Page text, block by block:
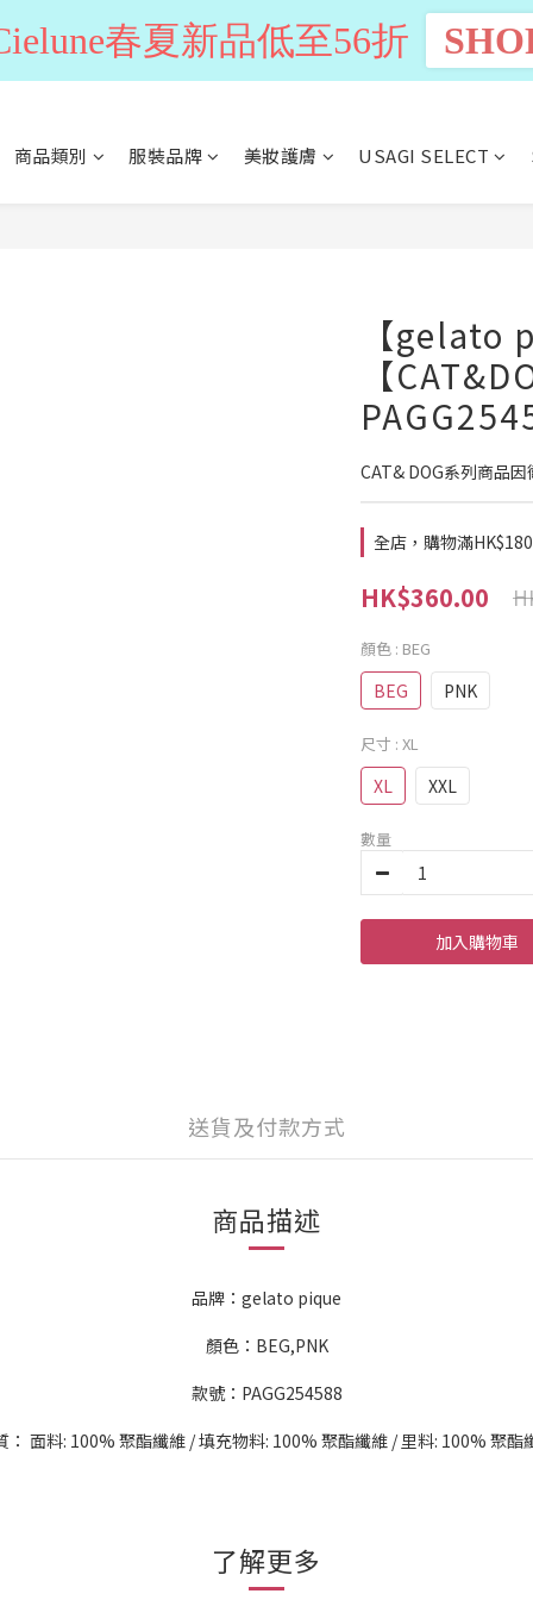
商品類別 服裝品牌 美妝護膚 USAGI SELECT
【gelato
【
CAT& DOG系列商品
全店，購物滿
HK$360.00
顏色 : BEG
BEG PNK
尺寸 : XL
XL XXL
數量
加入購物車
送貨及付款方式
商品描述
品牌：gelato pique
顏色：BEG,PNK
款號：PAGG254588
： 面料: 100% 聚酯纖維 / 填充物料: 100% 聚酯纖維 / 里料: 100% 聚酯
了解更多
春夏新品低至56折